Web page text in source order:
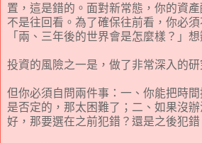
置，這是錯的。面對新常態，你的資
不是往回看。為了確保往前看，你必須
「兩、三年後的世界會是怎麼樣？」
投資的風險之一是，做了非常深入的研
但你必須自問兩件事：一、你能把時
是否定的，那太困難了；二、如果沒
好，那要選在之前犯錯？還是之後犯錯